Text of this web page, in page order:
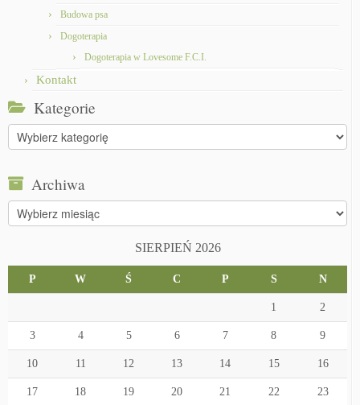
Budowa psa
Dogoterapia
Dogoterapia w Lovesome F.C.I.
Kontakt
Kategorie
Kategorie
Archiwa
Archiwa
SIERPIEŃ 2026
P W Ś C P S N
1 2
3 4 5 6 7 8 9
10 11 12 13 14 15 16
17 18 19 20 21 22 23